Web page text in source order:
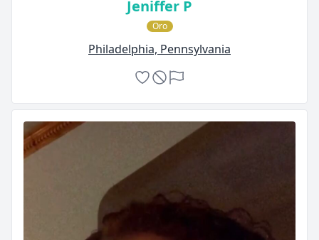
Jeniffer P
Oro
Philadelphia, Pennsylvania